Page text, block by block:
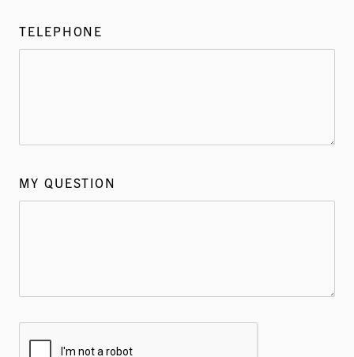
TELEPHONE
MY QUESTION